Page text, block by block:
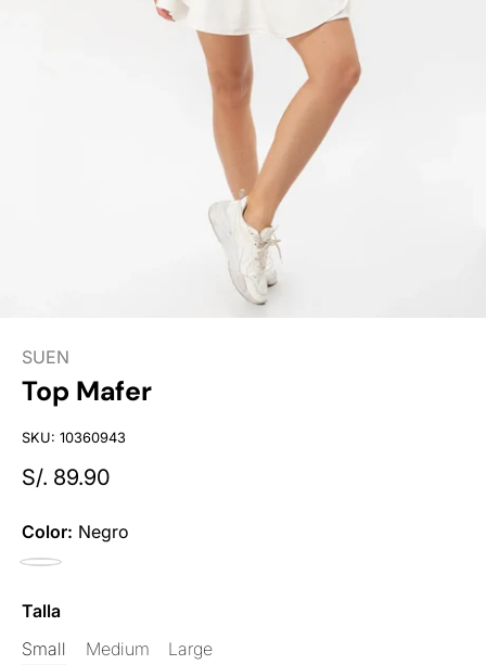
SUEN
Top Mafer
SKU: 10360943
S/. 89.90
Color: Negro
Negro
Talla
Small
Medium Large